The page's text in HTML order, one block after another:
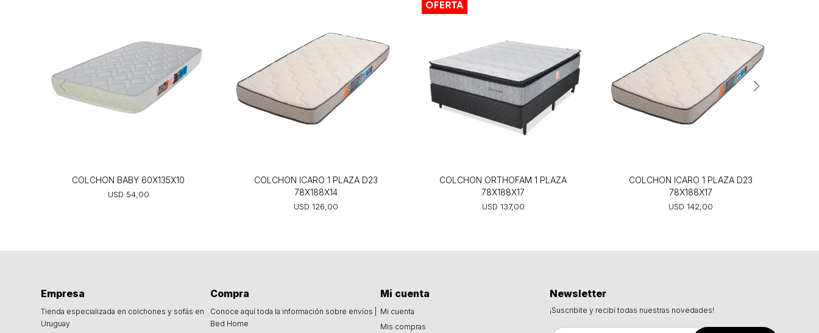
COLCHON BABY 60X135X10
USD 54,00
COLCHON ICARO 1 PLAZA D23
78X188X14
USD 126,00
COLCHON ORTHOFAM 1 PLAZA
78X188X17
USD 137,00
COLCHON ICARO 1 PLAZA D23
78X188X17
USD 142,00
Empresa
Tienda especializada en colchones y sofás en
Uruguay
Compra
Conoce aquí toda la información sobre envíos |
Bed Home
Mi cuenta
Mi cuenta
Mis compras
Newsletter
¡Suscribite y recibí todas nuestras novedades!